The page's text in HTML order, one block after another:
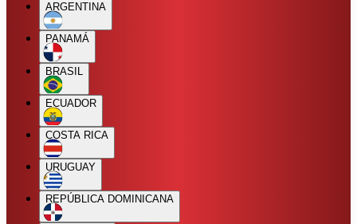
ARGENTINA
PANAMÁ
BRASIL
ECUADOR
COSTA RICA
URUGUAY
REPÚBLICA DOMINICANA